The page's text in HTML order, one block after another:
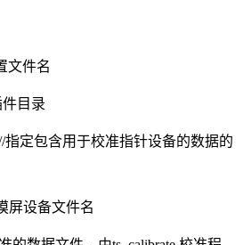
文件名
目录
指定包含用于校准指针设备的数据的
屏设备文件名